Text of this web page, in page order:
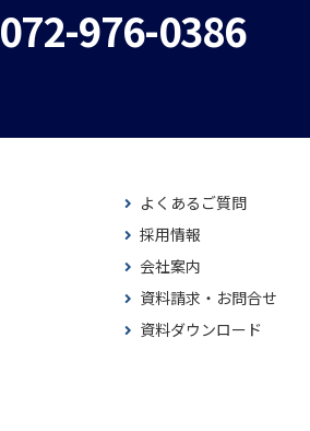
072-976-0386
よくあるご質問
採用情報
会社案内
資料請求・お問合せ
資料ダウンロード